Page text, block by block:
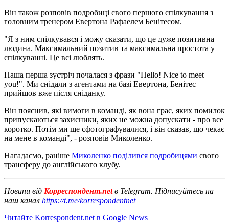
Він також розповів подробиці свого першого спілкування з
головним тренером Евертона Рафаелем Бенітесом.
"Я з ним спілкувався і можу сказати, що це дуже позитивна
людина. Максимальний позитив та максимальна простота у
спілкуванні. Це всі люблять.
Наша перша зустріч почалася з фрази "Hello! Nice to meet
you!". Ми снідали з агентами на базі Евертона, Бенітес
прийшов вже після сніданку.
Він пояснив, які вимоги в команді, як вона грає, яких помилок
припускаються захисники, яких не можна допускати - про все
коротко. Потім ми ще сфотографувалися, і він сказав, що чекає
на мене в команді", - розповів Миколенко.
Нагадаємо, раніше Миколенко поділився подробицями свого
трансферу до англійського клубу.
Новини від Корреспондент.netв Telegram. Підписуйтесь на
наш канал https://t.me/korrespondentnet
Читайте Korrespondent.net в Google News